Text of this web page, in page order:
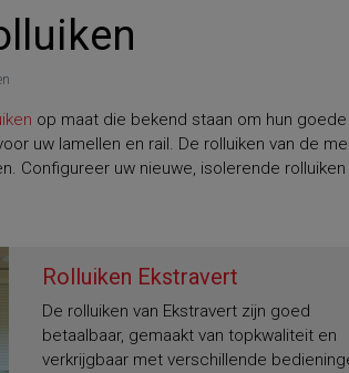
op maat die bekend staan om hun
uw lamellen en rail. De rolluiken van de
Configureer uw nieuwe, isolerende
Rolluiken Ekstravert
De rolluiken van Ekstravert zijn goed
betaalbaar, gemaakt van topkwaliteit en
verkrijgbaar met verschillende